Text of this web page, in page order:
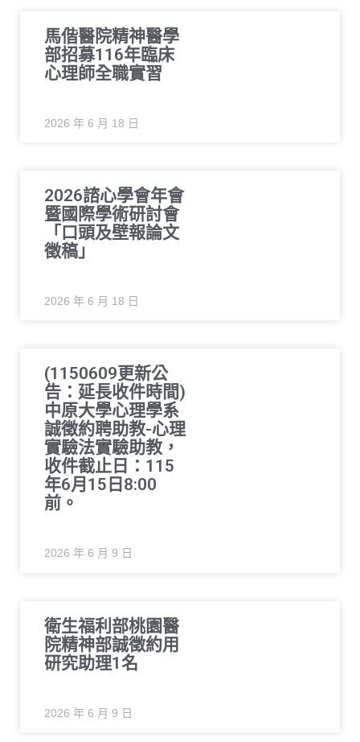
馬偕醫院精神醫學
部招募116年臨床
心理師全職實習
2026 年 6 月 18 日
2026諮心學會年會
暨國際學術研討會
「口頭及壁報論文
徵稿」
2026 年 6 月 18 日
(1150609更新公
告：延長收件時間)
中原大學心理學系
誠徵約聘助教-心理
實驗法實驗助教，
收件截止日：115
年6月15日8:00
前。
2026 年 6 月 9 日
衛生福利部桃園醫
院精神部誠徵約用
研究助理1名
2026 年 6 月 9 日